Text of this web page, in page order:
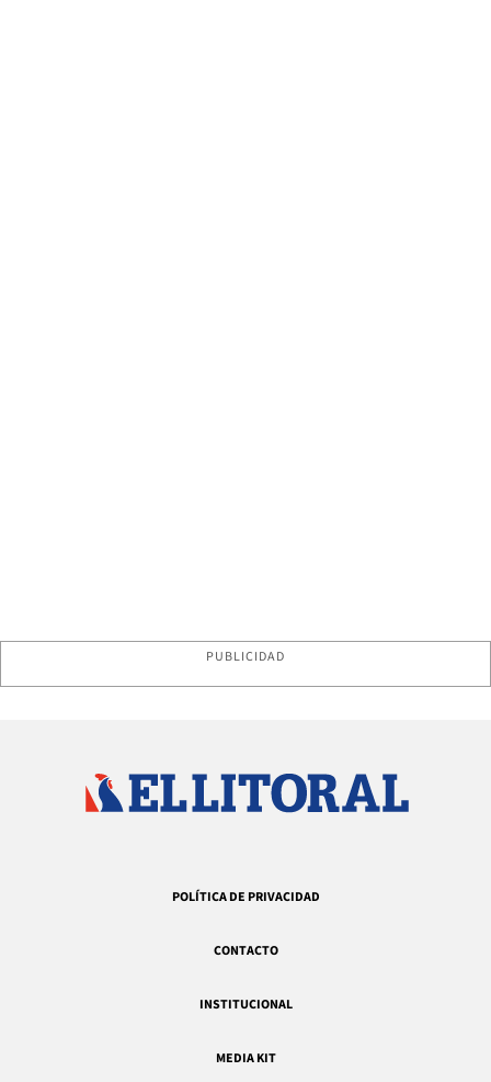
PUBLICIDAD
POLÍTICA DE PRIVACIDAD
CONTACTO
INSTITUCIONAL
MEDIA KIT